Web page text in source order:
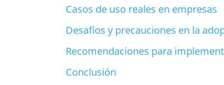
Casos de uso reales en empresas
Desafíos y precauciones en la
Recomendaciones para
Conclusión